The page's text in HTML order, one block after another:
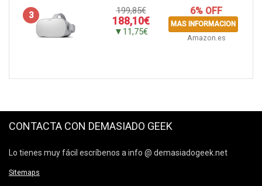
3
199,85€
188,10€
▼11,75€
6% OFF
MAS INFORMACION
Amazon.es
CONTACTA CON DEMASIADO GEEK
Lo tienes muy fácil escríbenos a info @ demasiadogeek.net
Sitemaps